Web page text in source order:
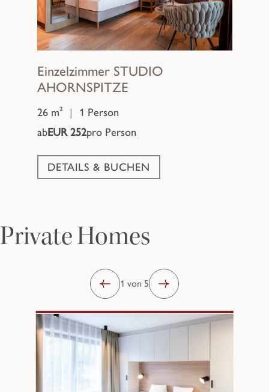
Einzelzimmer STUDIO
AHORNSPITZE
26 m² |
1 Person
abEUR 252pro Person
DETAILS & BUCHEN
Private Homes
1 von 5